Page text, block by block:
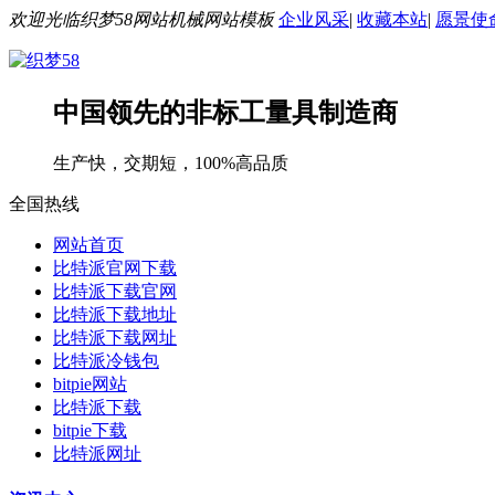
欢迎光临织梦58网站机械网站模板 企业风采| 收藏本站| 愿景使
中国领先的非标工量具制造商
生产快，交期短，100%高品质
全国热线
网站首页
比特派官网下载
比特派下载官网
比特派下载地址
比特派下载网址
比特派冷钱包
bitpie网站
比特派下载
bitpie下载
比特派网址